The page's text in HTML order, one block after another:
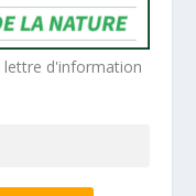
lettre d'information